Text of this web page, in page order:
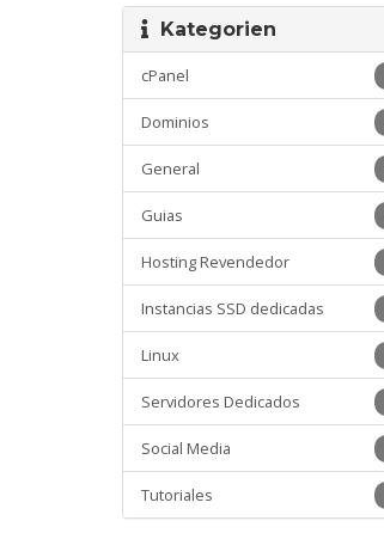
Kategorien
cPanel
Dominios
General
Guias
Hosting Revendedor
Instancias SSD dedicadas
Linux
Servidores Dedicados
Social Media
Tutoriales